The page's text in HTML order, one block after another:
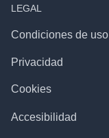
LEGAL
Condiciones de uso
Privacidad
Cookies
Accesibilidad